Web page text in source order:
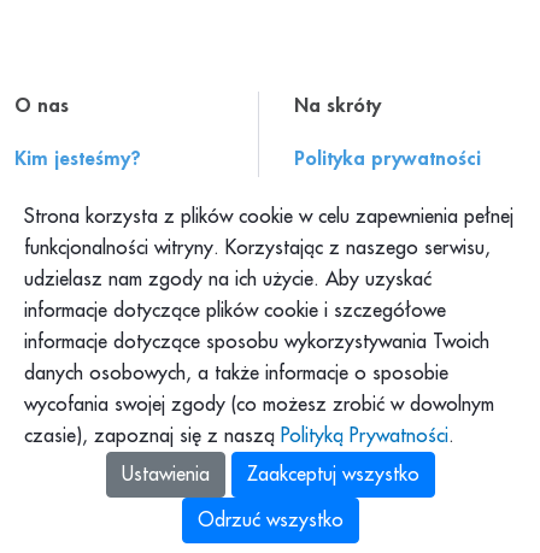
O nas
Kim jesteśmy?
Konteksty PAH
Klub PAH
Program Pajacyk
Platforma DOM
Platforma Pomagamy
Zbiórki Siepomaga
Na skróty
Polityka prywatności
Składanie skarg
Dokumenty
Praca w PAH
Dla mediów
Podkast PAH: „Tolerancja
to za mało”
Strona korzysta z plików cookie w celu zapewnienia pełnej
funkcjonalności witryny. Korzystając z naszego serwisu,
udzielasz nam zgody na ich użycie. Aby uzyskać
informacje dotyczące plików cookie i szczegółowe
informacje dotyczące sposobu wykorzystywania Twoich
danych osobowych, a także informacje o sposobie
wycofania swojej zgody (co możesz zrobić w dowolnym
czasie), zapoznaj się z naszą Polityką Prywatności.
Ustawienia
Zaakceptuj wszystko
Odrzuć wszystko